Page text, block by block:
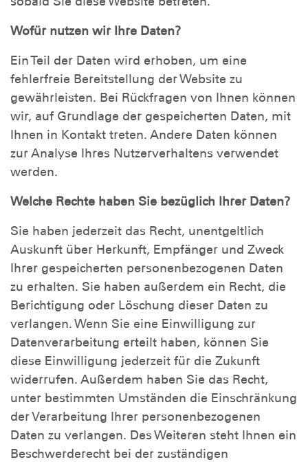
Wofür nutzen wir Ihre Daten?
Ein Teil der Daten wird erhoben, um eine
fehlerfreie Bereitstellung der Website zu
gewährleisten. Bei Rückfragen von Ihnen können
wir, auf Grundlage der gespeicherten Daten, mit
Ihnen in Kontakt treten. Andere Daten können
zur Analyse Ihres Nutzerverhaltens verwendet
werden.
Welche Rechte haben Sie bezüglich Ihrer Daten?
Sie haben jederzeit das Recht, unentgeltlich
Auskunft über Herkunft, Empfänger und Zweck
Ihrer gespeicherten personenbezogenen Daten
zu erhalten. Sie haben außerdem ein Recht, die
Berichtigung oder Löschung dieser Daten zu
verlangen. Wenn Sie eine Einwilligung zur
Datenverarbeitung erteilt haben, können Sie
diese Einwilligung jederzeit für die Zukunft
widerrufen. Außerdem haben Sie das Recht,
unter bestimmten Umständen die Einschränkung
der Verarbeitung Ihrer personenbezogenen
Daten zu verlangen. Des Weiteren steht Ihnen ein
Beschwerderecht bei der zuständigen